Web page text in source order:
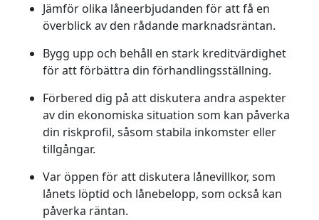
Jämför olika låneerbjudanden för att få en
överblick av den rådande marknadsräntan.
Bygg upp och behåll en stark kreditvärdighet
för att förbättra din förhandlingsställning.
Förbered dig på att diskutera andra aspekter
av din ekonomiska situation som kan påverka
din riskprofil, såsom stabila inkomster eller
tillgångar.
Var öppen för att diskutera lånevillkor, som
lånets löptid och lånebelopp, som också kan
påverka räntan.